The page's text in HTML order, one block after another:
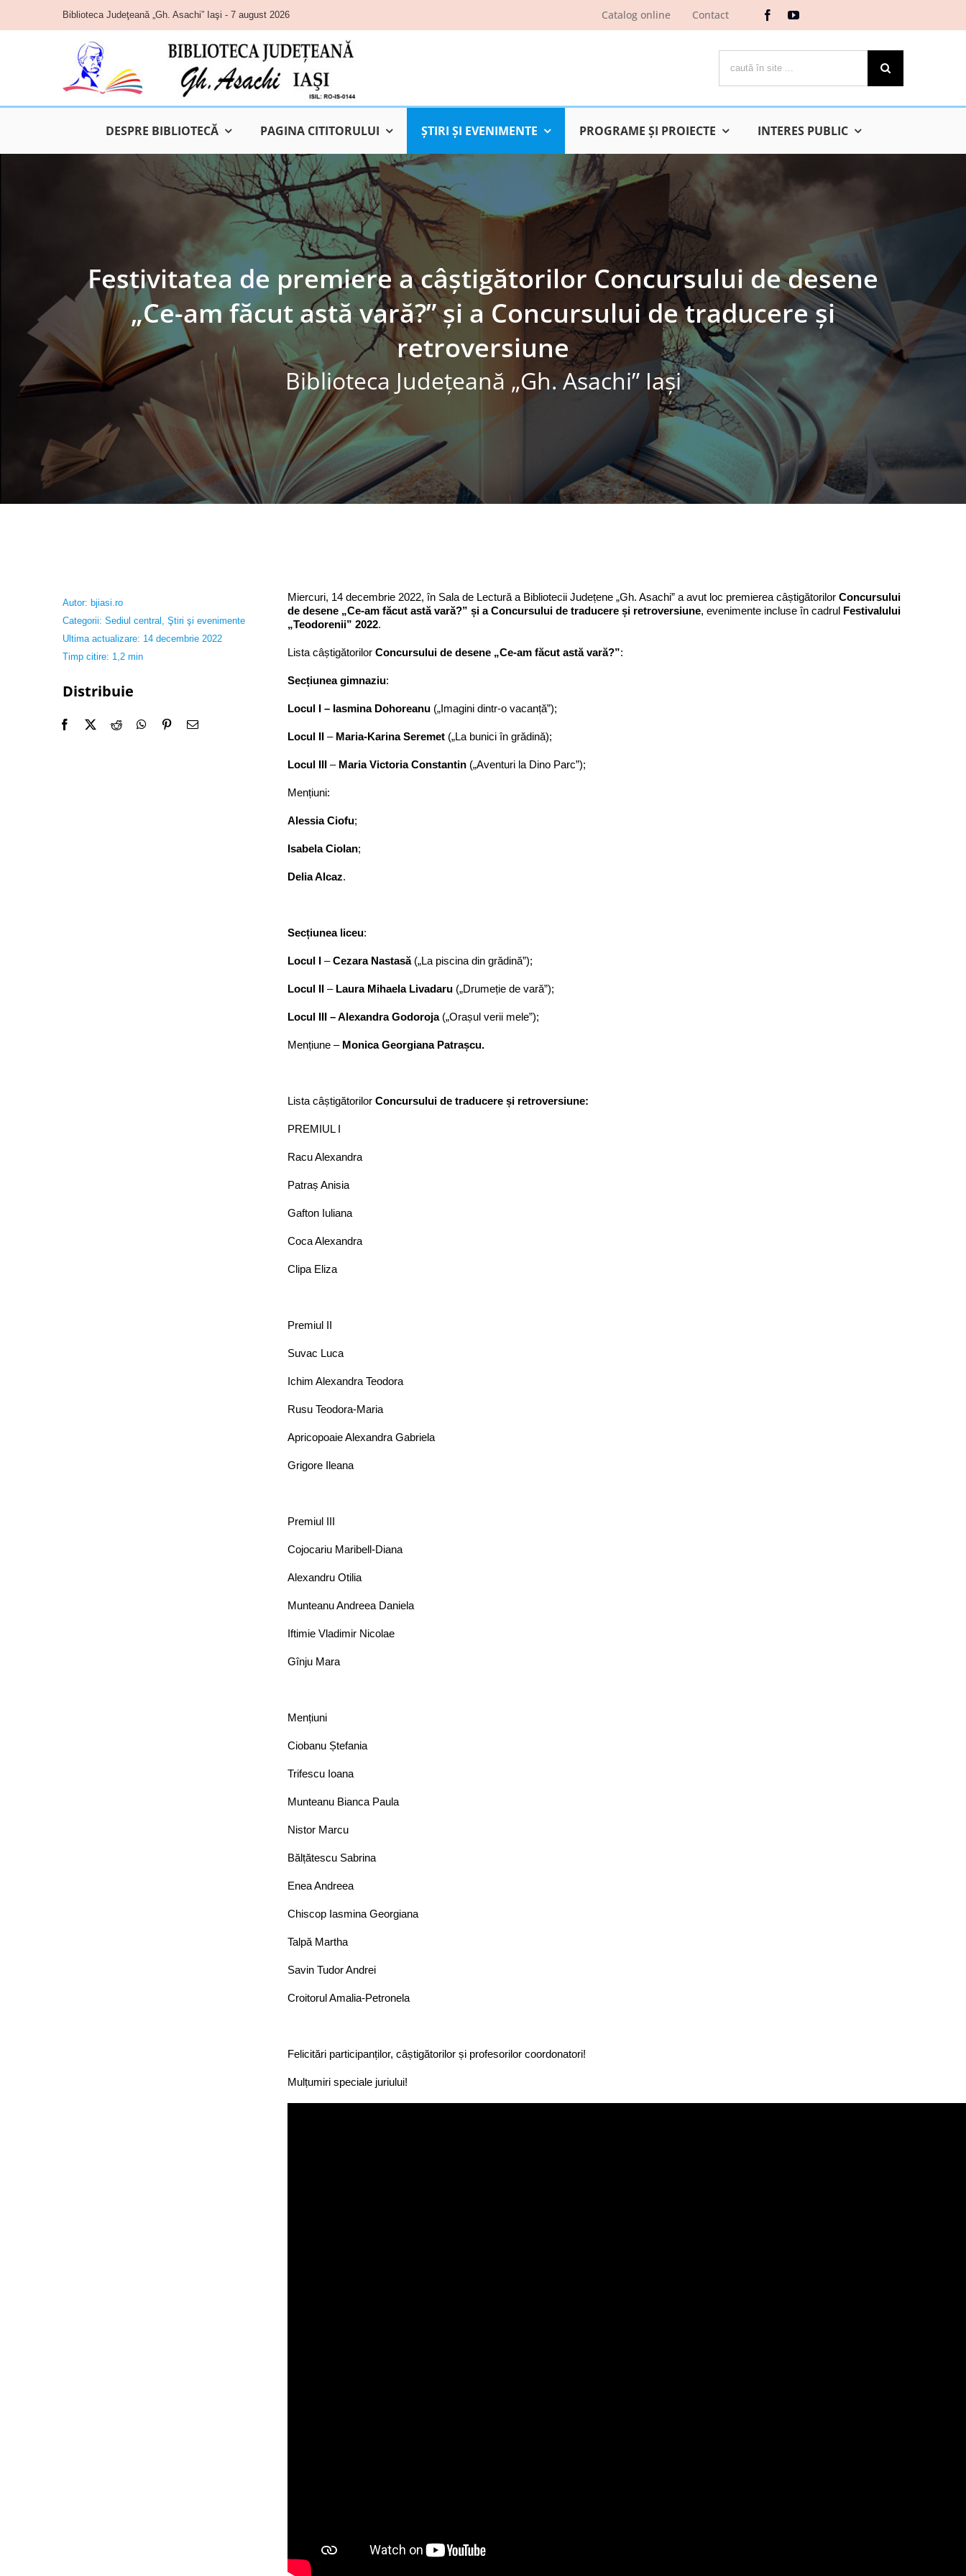
content
Biblioteca Judeţeană „Gh. Asachi” Iaşi - 7 august 2026 Catalog online Contact
DESPRE BIBLIOTECĂ PAGINA CITITORULUI ŞTIRI ŞI EVENIMENTE PROGRAME ŞI PROIECTE INTERES PUBLIC
Festivitatea de premiere a câștigătorilor Concursului de desene
„Ce-am făcut astă vară?” și a Concursului de traducere și
retroversiune
Biblioteca Judeţeană „Gh. Asachi” Iaşi
Autor: bjiasi.ro
Categorii: Sediul central , Ştiri şi evenimente
Ultima actualizare: 14 decembrie 2022
Timp citire: 1,2 min
Distribuie
Miercuri, 14 decembrie 2022, în Sala de Lectură a Bibliotecii Județene „Gh. Asachi” a avut loc premierea câștigătorilorConcursului
de desene „Ce-am făcut astă vară?” și a Concursului de traducere și retroversiune, evenimente incluse în cadrul Festivalului
„Teodorenii” 2022.
Lista câștigătorilor Concursului de desene „Ce-am făcut astă vară?”:
Secțiunea gimnaziu:
Locul I – Iasmina Dohoreanu („Imagini dintr-o vacanță”);
Locul II – Maria-Karina Seremet („La bunici în grădină);
Locul III – Maria Victoria Constantin („Aventuri la Dino Parc”);
Mențiuni:
Alessia Ciofu;
Isabela Ciolan;
Delia Alcaz.
Secțiunea liceu:
Locul I –Cezara Nastasă („La piscina din grădină”);
Locul II – Laura Mihaela Livadaru („Drumeție de vară”);
Locul III –Alexandra Godoroja („Orașul verii mele”);
Mențiune – Monica Georgiana Patrașcu.
Lista câștigătorilor Concursului de traducere și retroversiune:
PREMIUL I
Racu Alexandra
Patraș Anisia
Gafton Iuliana
Coca Alexandra
Clipa Eliza
Premiul II
Suvac Luca
Ichim Alexandra Teodora
Rusu Teodora-Maria
Apricopoaie Alexandra Gabriela
Grigore Ileana
Premiul III
Cojocariu Maribell-Diana
Alexandru Otilia
Munteanu Andreea Daniela
Iftimie Vladimir Nicolae
Gînju Mara
Mențiuni
Ciobanu Ștefania
Trifescu Ioana
Munteanu Bianca Paula
Nistor Marcu
Bălțătescu Sabrina
Enea Andreea
Chiscop Iasmina Georgiana
Talpă Martha
Savin Tudor Andrei
Croitorul Amalia-Petronela
Felicitări participanților, câștigătorilor și profesorilor coordonatori!
Mulțumiri speciale juriului!